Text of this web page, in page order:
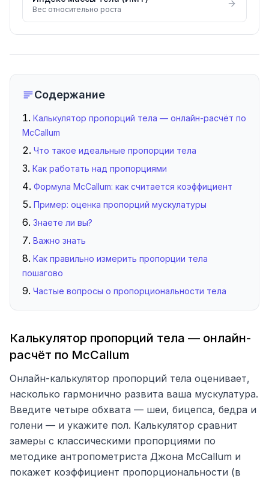
Вес относительно роста
Содержание
Калькулятор пропорций тела — онлайн-расчёт по
McCallum
Что такое идеальные пропорции тела
Как работать над пропорциями
Формула McCallum: как считается коэффициент
Пример: оценка пропорций мускулатуры
Знаете ли вы?
Важно знать
Как правильно измерить пропорции тела
пошагово
Частые вопросы о пропорциональности тела
Калькулятор пропорций тела — онлайн-
расчёт по McCallum
Онлайн-калькулятор пропорций тела оценивает,
насколько гармонично развита ваша мускулатура.
Введите четыре обхвата — шеи, бицепса, бедра и
голени — и укажите пол. Калькулятор сравнит
замеры с классическими пропорциями по
методике антропометриста Джона McCallum и
покажет коэффициент пропорциональности (в